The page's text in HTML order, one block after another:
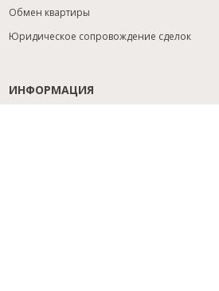
Обмен квартиры
Юридическое сопровождение сделок
ИНФОРМАЦИЯ